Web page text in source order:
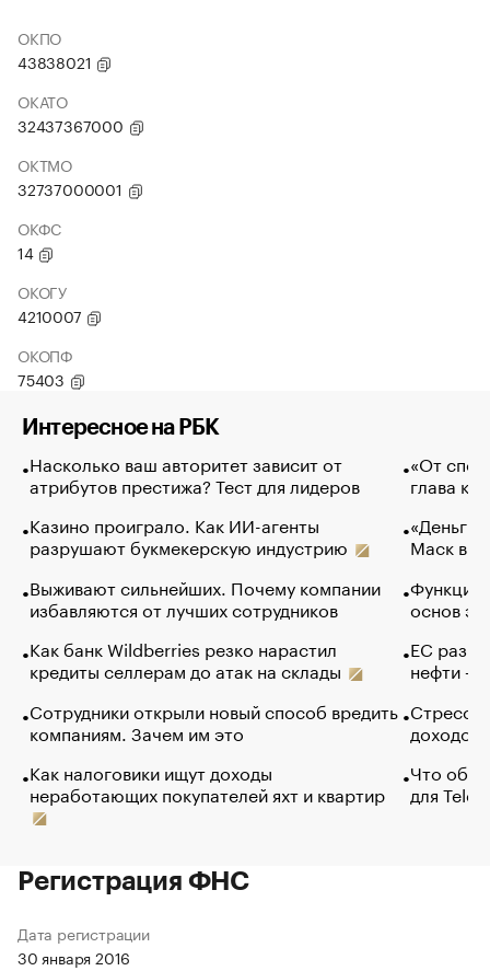
ОКПО
43838021
ОКАТО
32437367000
ОКТМО
32737000001
ОКФС
14
ОКОГУ
4210007
ОКОПФ
75403
Интересное на РБК
Насколько ваш авторитет зависит от
атрибутов престижа? Тест для лидеров
Казино проиграло. Как ИИ-агенты
разрушают букмекерскую индустрию
Выживают сильнейших. Почему компании
избавляются от лучших сотрудников
Как банк Wildberries резко нарастил
кредиты селлерам до атак на склады
Сотрудники открыли новый способ вредить
компаниям. Зачем им это
Как налоговики ищут доходы
неработающих покупателей яхт и квартир
«От
глава
«Деньги
Маск в
Функции
основ
ЕС
нефти —
Стресс
доходов
Что
для
Регистрация ФНС
Дата регистрации
30 января 2016